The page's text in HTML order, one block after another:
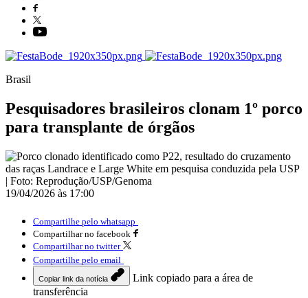
Brasil
Pesquisadores brasileiros clonam 1º porco
para transplante de órgãos
19/04/2026 às 17:00
Compartilhe pelo whatsapp
Compartilhar no facebook
Compartilhar no twitter
Compartilhe pelo email
Copiar link da notícia
Link copiado para a área de
transferência